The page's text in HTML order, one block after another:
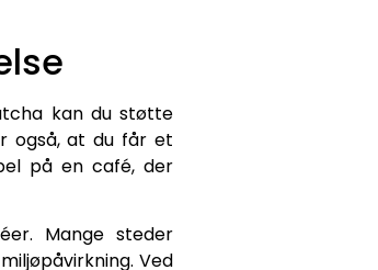
kan du støtte
også, at du får et
på en café, der
Mange steder
Ved